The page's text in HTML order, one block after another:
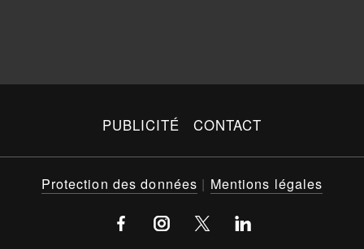
PUBLICITÉ CONTACT
Protection des données | Mentions légales